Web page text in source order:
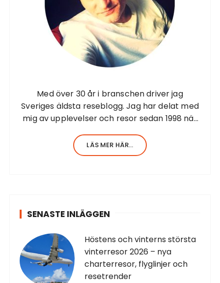
Med över 30 år i branschen driver jag
Sveriges äldsta reseblogg. Jag har delat med
mig av upplevelser och resor sedan 1998 när
Jag har en stor erfarenhet av allt inom
turism. Själv har…
LÄS MER HÄR...
SENASTE INLÄGGEN
Höstens och vinterns största
vinterresor 2026 – nya
charterresor, flyglinjer och
resetrender